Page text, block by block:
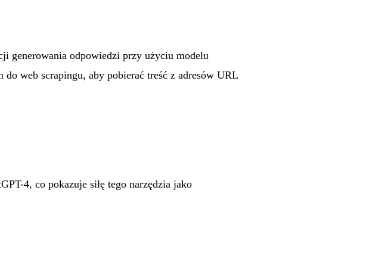
generowania odpowiedzi przy użyciu modelu
web scrapingu, aby pobierać treść z adresów URL
4, co pokazuje siłę tego narzędzia jako